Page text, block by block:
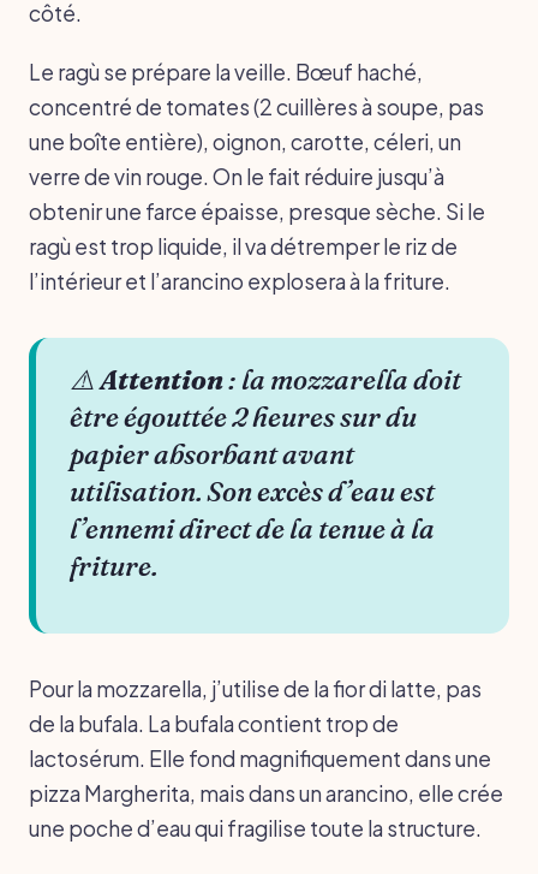
côté.
Le ragù se prépare la veille. Bœuf haché,
concentré de tomates (2 cuillères à soupe, pas
une boîte entière), oignon, carotte, céleri, un
verre de vin rouge. On le fait réduire jusqu’à
obtenir une farce épaisse, presque sèche. Si le
ragù est trop liquide, il va détremper le riz de
l’intérieur et l’arancino explosera à la friture.
⚠️Attention: la mozzarella doit
être égouttée 2 heures sur du
papier absorbant avant
utilisation. Son excès d’eau est
l’ennemi direct de la tenue à la
friture.
Pour la mozzarella, j’utilise de la fior di latte, pas
de la bufala. La bufala contient trop de
lactosérum. Elle fond magnifiquement dans une
pizza Margherita, mais dans un arancino, elle crée
une poche d’eau qui fragilise toute la structure.